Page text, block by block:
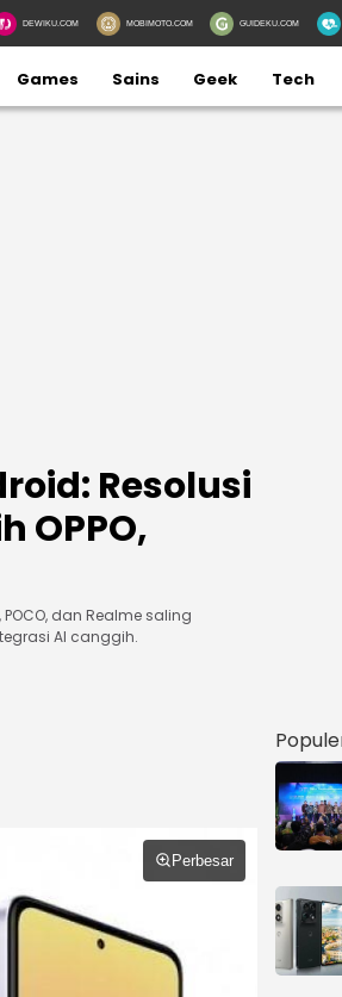
DEWIKU.COM MOBIMOTO.COM GUIDEKU.COM
Games Sains Geek Tech
Resolusi
OPPO,
POCO, dan Realme saling
AI canggih.
Perbesar